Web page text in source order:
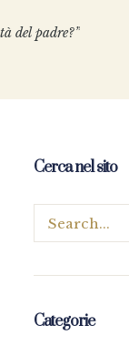
del padre?”
Cerca nel sito
Categorie